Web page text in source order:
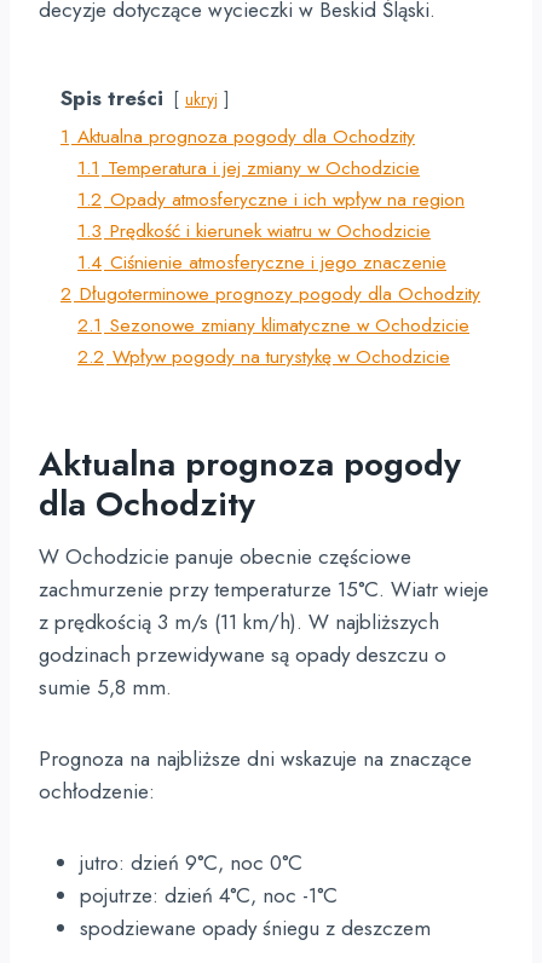
decyzje dotyczące wycieczki w Beskid Śląski.
Spis treści ukryj
1 Aktualna prognoza pogody dla Ochodzity
1.1 Temperatura i jej zmiany w Ochodzicie
1.2 Opady atmosferyczne i ich wpływ na region
1.3 Prędkość i kierunek wiatru w Ochodzicie
1.4 Ciśnienie atmosferyczne i jego znaczenie
2 Długoterminowe prognozy pogody dla Ochodzity
2.1 Sezonowe zmiany klimatyczne w Ochodzicie
2.2 Wpływ pogody na turystykę w Ochodzicie
Aktualna prognoza pogody
dla Ochodzity
W Ochodzicie panuje obecnie częściowe
zachmurzenie przy temperaturze 15°C. Wiatr wieje
z prędkością 3 m/s (11 km/h). W najbliższych
godzinach przewidywane są opady deszczu o
sumie 5,8 mm.
Prognoza na najbliższe dni wskazuje na znaczące
ochłodzenie:
jutro: dzień 9°C, noc 0°C
pojutrze: dzień 4°C, noc -1°C
spodziewane opady śniegu z deszczem